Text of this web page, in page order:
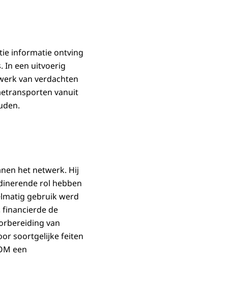
informatie ontving
In een uitvoerig
van verdachten
vanuit
het netwerk. Hij
rol hebben
gebruik werd
financierde de
van
soortgelijke feiten
een